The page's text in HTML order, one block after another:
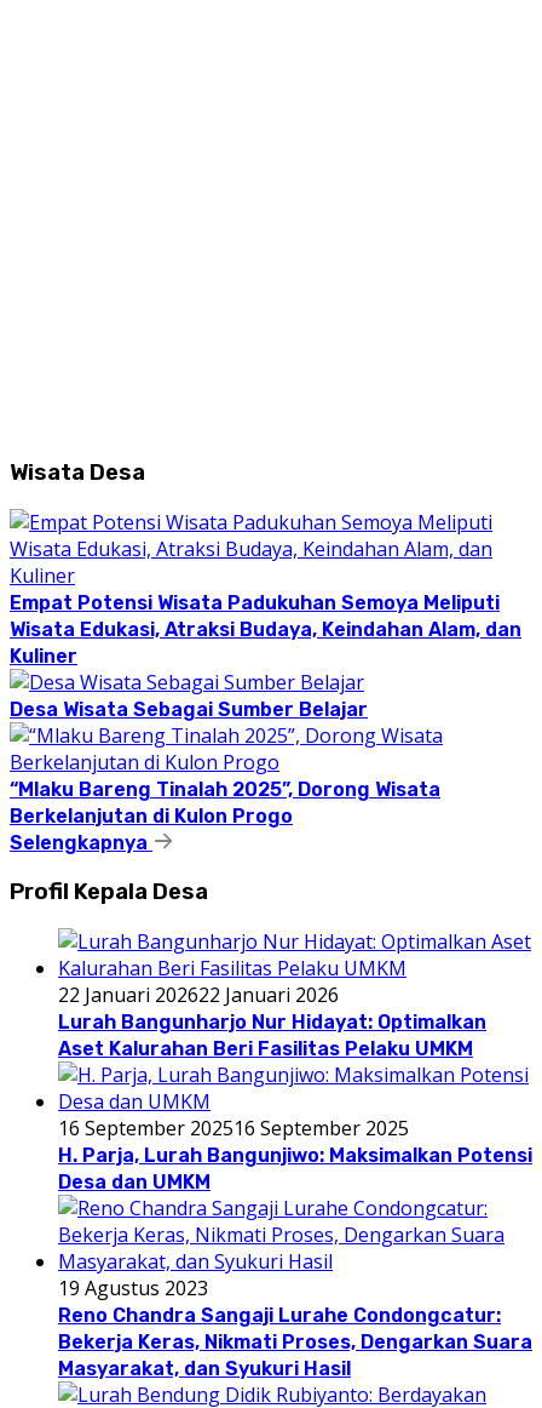
Wisata Desa
Empat Potensi Wisata Padukuhan Semoya Meliputi
Wisata Edukasi, Atraksi Budaya, Keindahan Alam, dan
Kuliner
Desa Wisata Sebagai Sumber Belajar
“Mlaku Bareng Tinalah 2025”, Dorong Wisata
Berkelanjutan di Kulon Progo
Selengkapnya
Profil Kepala Desa
22 Januari 202622 Januari 2026
Lurah Bangunharjo Nur Hidayat: Optimalkan
Aset Kalurahan Beri Fasilitas Pelaku UMKM
16 September 202516 September 2025
H. Parja, Lurah Bangunjiwo: Maksimalkan Potensi
Desa dan UMKM
19 Agustus 2023
Reno Chandra Sangaji Lurahe Condongcatur:
Bekerja Keras, Nikmati Proses, Dengarkan Suara
Masyarakat, dan Syukuri Hasil